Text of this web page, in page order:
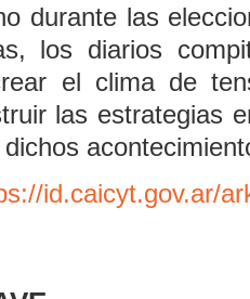
durante las
los diarios
el clima de
las estrategias
id.caicyt.gov.ar/